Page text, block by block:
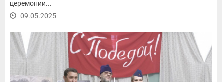
церемонии...
09.05.2025